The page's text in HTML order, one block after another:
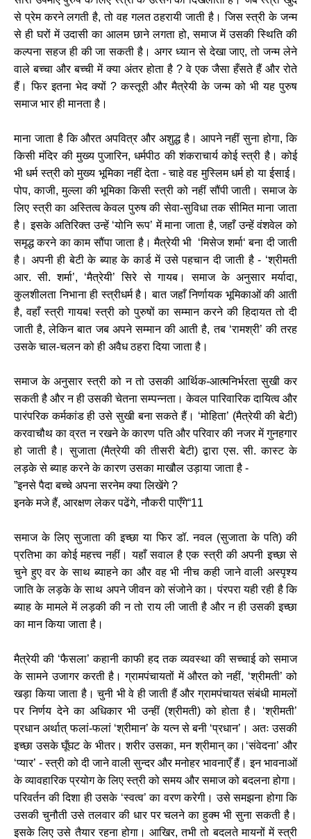
से प्रेम करने लगती है, तो वह गलत ठहरायी जाती है। जिस स्त्री के जन्म
से ही घरों में उदासी का आलम छाने लगता हो, समाज में उसकी स्थिति की
कल्पना सहज ही की जा सकती है। अगर ध्यान से देखा जाए, तो जन्म लेने
वाले बच्चा और बच्ची में क्या अंतर होता है ? वे एक जैसा हँसते हैं और रोते
हैं। फिर इतना भेद क्यों ? कस्तूरी और मैत्रेयी के जन्म को भी यह पुरुष
समाज भार ही मानता है।
माना जाता है कि औरत अपवित्र और अशुद्ध है। आपने नहीं सुना होगा, कि
किसी मंदिर की मुख्य पुजारिन, धर्मपीठ की शंकराचार्य कोई स्त्री है। कोई
भी धर्म स्त्री को मुख्य भूमिका नहीं देता - चाहे वह मुस्लिम धर्म हो या ईसाई।
पोप, काजी, मुल्ला की भूमिका किसी स्त्री को नहीं सौंपी जाती। समाज के
लिए स्त्री का अस्तित्व केवल पुरुष की सेवा-सुविधा तक सीमित माना जाता
है। इसके अतिरिक्त उन्हें ‘योनि रूप’ में माना जाता है, जहाँ उन्हें वंशवेल को
समृद्ध करने का काम सौंपा जाता है। मैत्रेयी भी ‘मिसेज शर्मा‘ बना दी जाती
है। अपनी ही बेटी के ब्याह के कार्ड में उसे पहचान दी जाती है - ‘श्रीमती
आर. सी. शर्मा’, ‘मैत्रेयी’ सिरे से गायब। समाज के अनुसार मर्यादा,
कुलशीलता निभाना ही स्त्रीधर्म है। बात जहाँ निर्णायक भूमिकाओं की आती
है, वहाँ स्त्री गायब! स्त्री को पुरुषों का सम्मान करने की हिदायत तो दी
जाती है, लेकिन बात जब अपने सम्मान की आती है, तब ‘रामश्री’ की तरह
उसके चाल-चलन को ही अवैध ठहरा दिया जाता है।
समाज के अनुसार स्त्री को न तो उसकी आर्थिक-आत्मनिर्भरता सुखी कर
सकती है और न ही उसकी चेतना सम्पन्नता। केवल पारिवारिक दायित्व और
पारंपरिक कर्मकांड ही उसे सुखी बना सकते हैं। ‘मोहिता’ (मैत्रेयी की बेटी)
करवाचौथ का व्रत न रखने के कारण पति और परिवार की नजर में गुनहगार
हो जाती है। सुजाता (मैत्रेयी की तीसरी बेटी) द्वारा एस. सी. कास्ट के
लड़के से ब्याह करने के कारण उसका माखौल उड़ाया जाता है -
”इनसे पैदा बच्चे अपना सरनेम क्या लिखेंगे ?
इनके मजे हैं, आरक्षण लेकर पढेंगे, नौकरी पाएँगे“11
समाज के लिए सुजाता की इच्छा या फिर डॉ. नवल (सुजाता के पति) की
प्रतिभा का कोई महत्त्व नहीं। यहाँ सवाल है एक स्त्री की अपनी इच्छा से
चुने हुए वर के साथ ब्याहने का और वह भी नीच कही जाने वाली अस्पृश्य
जाति के लड़के के साथ अपने जीवन को संजोने का। पंरपरा यही रही है कि
ब्याह के मामले में लड़की की न तो राय ली जाती है और न ही उसकी इच्छा
का मान किया जाता है।
मैत्रेयी की ‘फैसला’ कहानी काफी हद तक व्यवस्था की सच्चाई को समाज
के सामने उजागर करती है। ग्रामपंचायतों में औरत को नहीं, ‘श्रीमती’ को
खड़ा किया जाता है। चुनी भी वे ही जाती हैं और ग्रामपंचायत संबंधी मामलों
पर निर्णय देने का अधिकार भी उन्हीं (श्रीमती) को होता है। ‘श्रीमती’
प्रधान अर्थात् फलां-फलां ‘श्रीमान’ के यत्न से बनी ‘प्रधान’। अतः उसकी
इच्छा उसके घूँघट के भीतर। शरीर उसका, मन श्रीमान् का।‘संवेदना’ और
‘प्यार’ - स्त्री को दी जाने वाली सुन्दर और मनोहर भावनाएँ हैं। इन भावनाओं
के व्यावहारिक प्रयोग के लिए स्त्री को समय और समाज को बदलना होगा।
परिवर्तन की दिशा ही उसके ‘स्वत्व’ का वरण करेगी। उसे समझना होगा कि
उसकी चुनौती उसे तलवार की धार पर चलने का हुक्म भी सुना सकती है।
इसके लिए उसे तैयार रहना होगा। आखिर, तभी तो बदलते मायनों में स्त्री